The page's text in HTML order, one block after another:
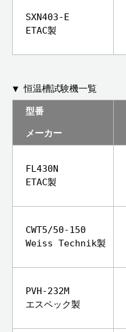
SXN403-E
ETAC製
▼ 恒温槽試験機一覧
型番
メーカー
FL430N
ETAC製
CWT5/50-150
Weiss Technik製
PVH-232M
エスペック製